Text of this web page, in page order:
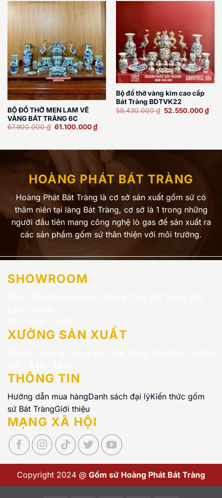
BỘ ĐỒ THỜ MEN LAM VẼ
VÀNG BÁT TRÀNG 6C
67.900.000₫ Giá
61.100.000₫Giá
hiện
61.100.000 ₫.
Bộ đồ thờ vàng kim cao cấp
Bát Tràng BDTVK22
58.430.000₫ Giá
52.550.000₫Giá
hiện
HOÀNG PHÁT BÁT TRÀNG
Hoàng Phát Bát Tràng là cơ sở sản xuất gốm sứ có
thâm niên tại làng Bát Tràng, cơ sở là 1 trong những
người đầu tiên mang công nghệ lò gas để sản xuất ra
các sản phẩm gốm sứ thân thiện với môi trường.
SHOWROOM
XƯỞNG SẢN XUẤT
THÔNG TIN
Hướng dẫn mua hàngDanh sách đại lýKiến thức gốm
sứ Bát TràngGiới thiệu
MẠNG XÃ HỘI
Copyright 2024 @ Gốm sứ Hoàng Phát Bát Tràng